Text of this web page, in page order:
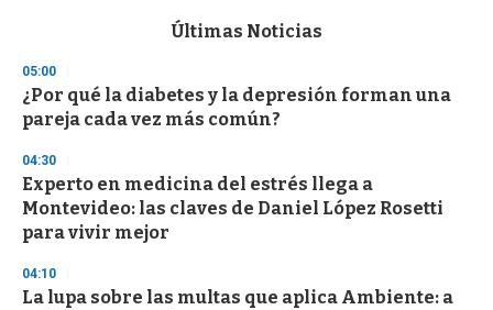
d
s
o
f
3
s
e
c
o
d
s
Últimas Noticias
05:00
¿Por qué la diabetes y la depresión forman una
pareja cada vez más común?
04:30
Experto en medicina del estrés llega a
Montevideo: las claves de Daniel López Rosetti
para vivir mejor
04:10
La lupa sobre las multas que aplica Ambiente: a